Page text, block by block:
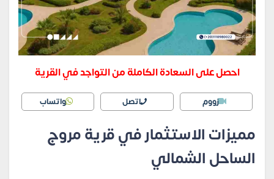
احصل على السعادة الكاملة من التواجد في القرية
زووم اتصل واتساب
مميزات الاستثمار في قرية مروج
الساحل الشمالي